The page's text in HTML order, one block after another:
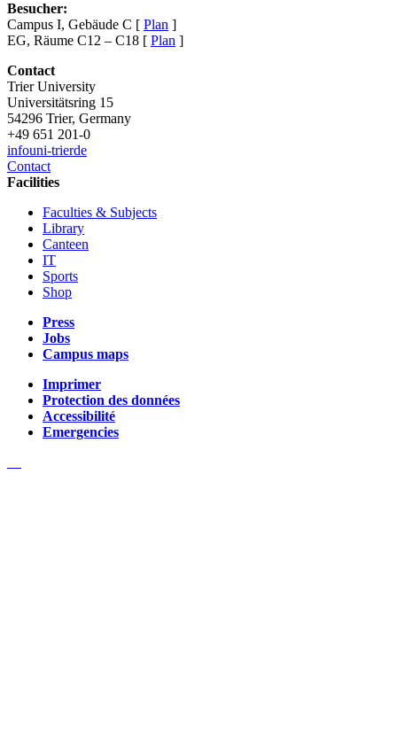
Besucher:
Campus I, Gebäude C [ Plan ]
EG, Räume C12 – C18 [ Plan ]
Contact
Trier University
Universitätsring 15
54296 Trier, Germany
+49 651 201-0
infouni-trierde
Contact
Facilities
Faculties & Subjects
Library
Canteen
IT
Sports
Shop
Press
Jobs
Campus maps
Imprimer
Protection des données
Accessibilité
Emergencies